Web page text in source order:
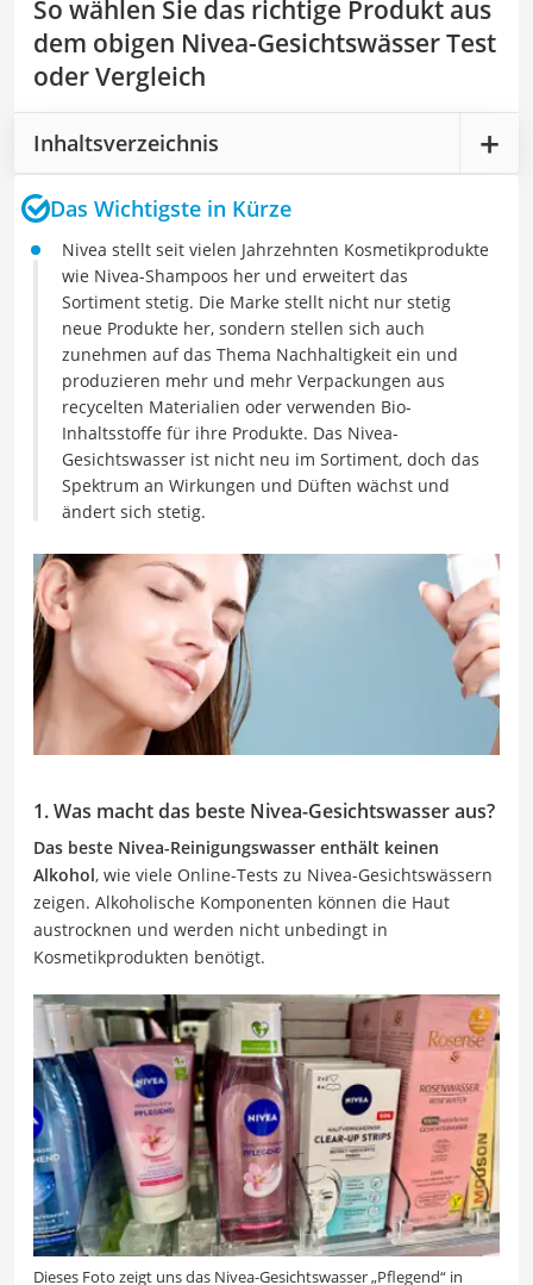
So wählen Sie das richtige Produkt aus
dem obigen Nivea-Gesichtswässer Test
oder Vergleich
Inhaltsverzeichnis
Das Wichtigste in Kürze
Nivea stellt seit vielen Jahrzehnten Kosmetikprodukte
wie Nivea-Shampoos her und erweitert das
Sortiment stetig. Die Marke stellt nicht nur stetig
neue Produkte her, sondern stellen sich auch
zunehmen auf das Thema Nachhaltigkeit ein und
produzieren mehr und mehr Verpackungen aus
recycelten Materialien oder verwenden Bio-
Inhaltsstoffe für ihre Produkte. Das Nivea-
Gesichtswasser ist nicht neu im Sortiment, doch das
Spektrum an Wirkungen und Düften wächst und
ändert sich stetig.
1. Was macht das beste Nivea-Gesichtswasser aus?
Das beste Nivea-Reinigungswasser enthält keinen
Alkohol, wie viele Online-Tests zu Nivea-Gesichtswässern
zeigen. Alkoholische Komponenten können die Haut
austrocknen und werden nicht unbedingt in
Kosmetikprodukten benötigt.
Dieses Foto zeigt uns das Nivea-Gesichtswasser „Pflegend“ in